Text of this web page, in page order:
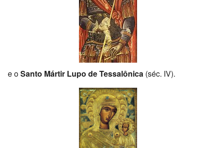
e oSanto Mártir Lupo de Tessalônica (séc. IV).